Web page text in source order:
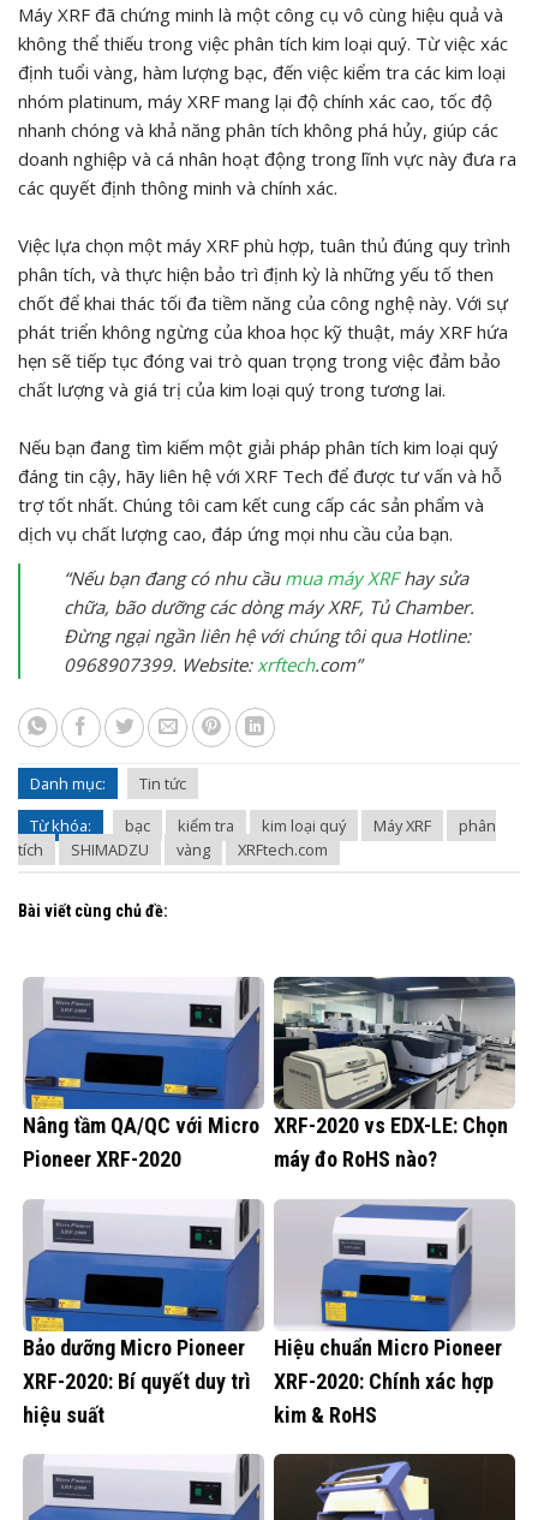
Máy XRF đã chứng minh là một công cụ vô cùng hiệu quả và
không thể thiếu trong việc phân tích kim loại quý. Từ việc xác
định tuổi vàng, hàm lượng bạc, đến việc kiểm tra các kim loại
nhóm platinum, máy XRF mang lại độ chính xác cao, tốc độ
nhanh chóng và khả năng phân tích không phá hủy, giúp các
doanh nghiệp và cá nhân hoạt động trong lĩnh vực này đưa ra
các quyết định thông minh và chính xác.
Việc lựa chọn một máy XRF phù hợp, tuân thủ đúng quy trình
phân tích, và thực hiện bảo trì định kỳ là những yếu tố then
chốt để khai thác tối đa tiềm năng của công nghệ này. Với sự
phát triển không ngừng của khoa học kỹ thuật, máy XRF hứa
hẹn sẽ tiếp tục đóng vai trò quan trọng trong việc đảm bảo
chất lượng và giá trị của kim loại quý trong tương lai.
Nếu bạn đang tìm kiếm một giải pháp phân tích kim loại quý
đáng tin cậy, hãy liên hệ với XRF Tech để được tư vấn và hỗ
trợ tốt nhất. Chúng tôi cam kết cung cấp các sản phẩm và
dịch vụ chất lượng cao, đáp ứng mọi nhu cầu của bạn.
“Nếu bạn đang có nhu cầu mua máy XRFhay sửa
chữa, bão dưỡng các dòng máy XRF, Tủ Chamber.
Đừng ngại ngần liên hệ với chúng tôi qua Hotline:
0968907399. Website: xrftech.com”
Danh mục:
Tin tức
Từ khóa:
bạc kiểm tra kim loại quý Máy XRF
phân
tích
SHIMADZU vàng XRFtech.com
Bài viết cùng chủ đề:
Nâng tầm QA/QC với Micro
Pioneer XRF-2020
XRF-2020 vs EDX-LE: Chọn
máy đo RoHS nào?
Bảo dưỡng Micro Pioneer
XRF-2020: Bí quyết duy trì
hiệu suất
Hiệu chuẩn Micro Pioneer
XRF-2020: Chính xác hợp
kim & RoHS